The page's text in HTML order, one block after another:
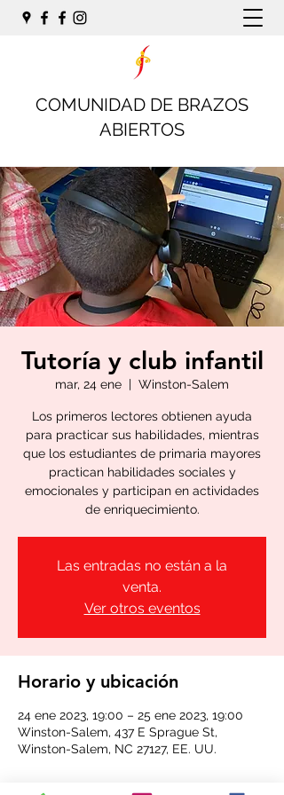
COMUNIDAD DE BRAZOS
ABIERTOS
Tutoría y club infantil
mar, 24 ene
  |
Winston-Salem
Los primeros lectores obtienen ayuda
para practicar sus habilidades, mientras
que los estudiantes de primaria mayores
practican habilidades sociales y
emocionales y participan en actividades
de enriquecimiento.
Las entradas no están a la
venta.
Ver otros eventos
Horario y ubicación
24 ene 2023, 19:00 – 25 ene 2023, 19:00
Winston-Salem, 437 E Sprague St,
Winston-Salem, NC 27127, EE. UU.